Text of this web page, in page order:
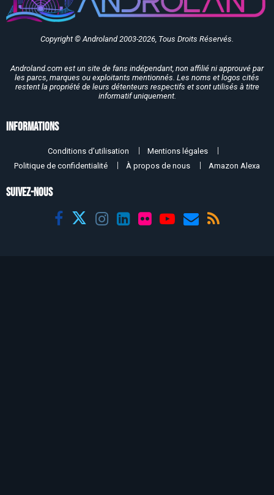
Copyright © Androland 2003-2026, Tous Droits Réservés.
Androland.com est un site de fans indépendant, non affilié ni approuvé par
les parcs, marques ou exploitants mentionnés. Les noms et logos cités
restent la propriété de leurs détenteurs respectifs et sont utilisés à titre
informatif uniquement.
Informations
Conditions d’utilisation
Mentions légales
Politique de confidentialité
À propos de nous Amazon Alexa
SUIVEZ-NOUS